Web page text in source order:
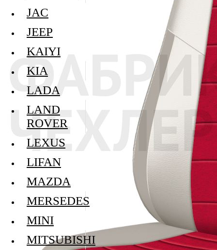
JAC
JEEP
KAIYI
KIA
LADA
LAND
ROVER
LEXUS
LIFAN
MAZDA
MERSEDES
MINI
MITSUBISHI